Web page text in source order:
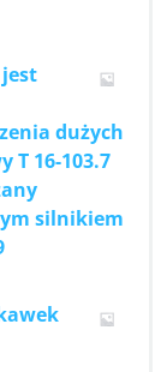
dużych
T 16-103.7
silnikiem